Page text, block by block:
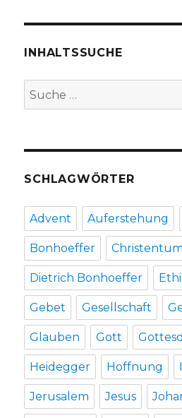
INHALTSSUCHE
Suche
nach:
SCHLAGWÖRTER
Advent Auferstehung
Bonhoeffer Christentum
Dietrich Bonhoeffer
Gebet Gesellschaft
Glauben Gott
Heidegger Hoffnung
Jerusalem Jesus